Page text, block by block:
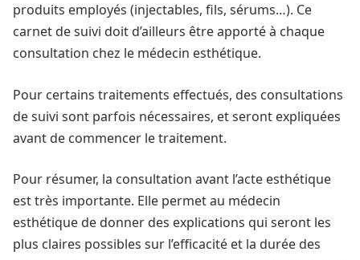
produits employés (injectables, fils, sérums…). Ce
carnet de suivi doit d’ailleurs être apporté à chaque
consultation chez le médecin esthétique.
Pour certains traitements effectués, des consultations
de suivi sont parfois nécessaires, et seront expliquées
avant de commencer le traitement.
Pour résumer, la consultation avant l’acte esthétique
est très importante. Elle permet au médecin
esthétique de donner des explications qui seront les
plus claires possibles sur l’efficacité et la durée des